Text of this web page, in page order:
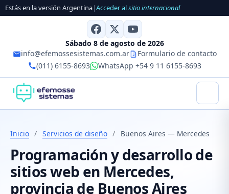
Estás en la versión Argentina|Acceder alsitio internacional
Sábado 8 de agosto de 2026
info@efemossesistemas.com.ar
Formulario de contacto
(011) 6155-8693
WhatsApp +54 9 11 6155-8693
Inicio / Servicios de diseño / Buenos Aires — Mercedes
Programación y desarrollo de
sitios web en Mercedes,
provincia de Buenos Aires